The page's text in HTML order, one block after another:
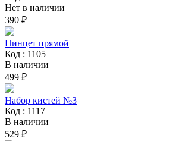
Нет в наличии
390 ₽
Пинцет прямой
Код : 1105
В наличии
499 ₽
Набор кистей №3
Код : 1117
В наличии
529 ₽